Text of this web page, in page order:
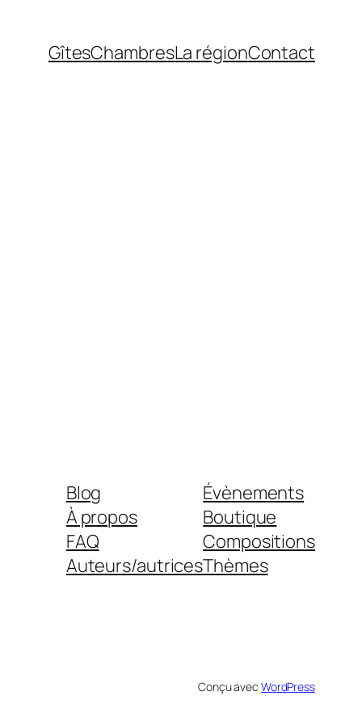
GîtesChambresLa régionContact
Blog
À propos
FAQ
Auteurs/autrices
Évènements
Boutique
Compositions
Thèmes
Conçu avec WordPress